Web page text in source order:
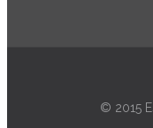
© 2015